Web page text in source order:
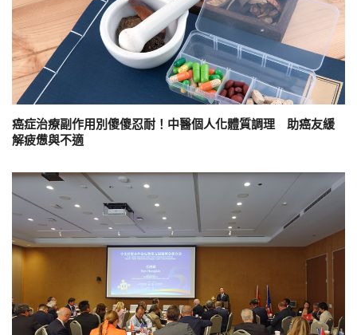
癌症治療副作用別傻傻忍耐！中醫個人化體質調理 助癌友緩
解疲憊與不適